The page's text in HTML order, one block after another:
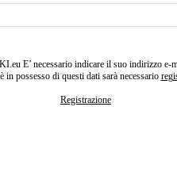
E’ necessario indicare il suo indirizzo e-
in possesso di questi dati sarà necessario
Registrazione